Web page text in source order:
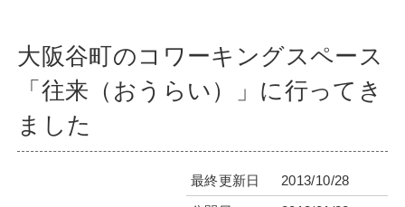
大阪谷町のコワーキングスペース
「往来（おうらい）」に行ってき
ました
最終更新日
2013/10/28